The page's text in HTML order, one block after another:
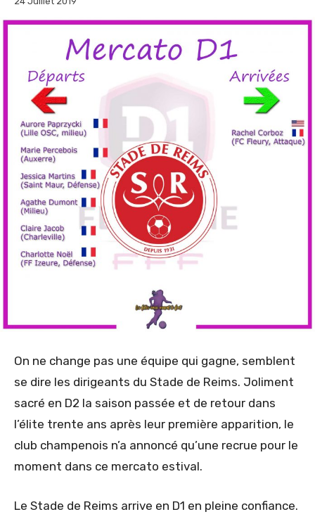
On ne change pas une équipe qui gagne, semblent
se dire les dirigeants du Stade de Reims. Joliment
sacré en D2 la saison passée et de retour dans
l’élite trente ans après leur première apparition, le
club champenois n’a annoncé qu’une recrue pour le
moment dans ce mercato estival.
Le Stade de Reims arrive en D1 en pleine confiance.